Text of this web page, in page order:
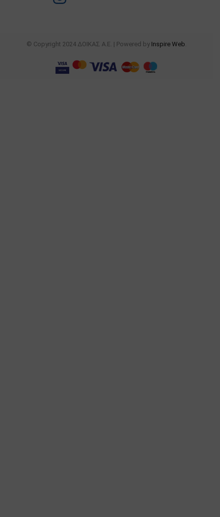
© Copyright 2024 ΔΟΙΚΑΣ Α.Ε. | Powered by Inspire Web.